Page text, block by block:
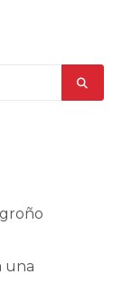
una